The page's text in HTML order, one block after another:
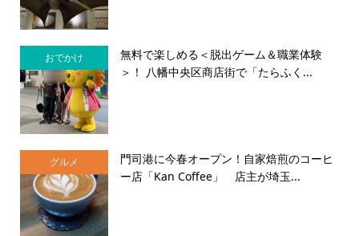
おでかけ
無料で楽しめる＜脱出ゲーム＆職業体験
＞！ 八幡中央区商店街で「たらふく...
グルメ
門司港に今春オープン！自家焙煎のコーヒ
ー店「Kan Coffee」 店主が埼玉...